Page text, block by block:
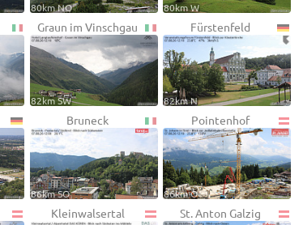
80km NO 80km W
Graun im Vinschgau
82km SW
Fürstenfeld
82km N
Bruneck
86km SO
Pointenhof
86km O
Kleinwalsertal St. Anton Galzig